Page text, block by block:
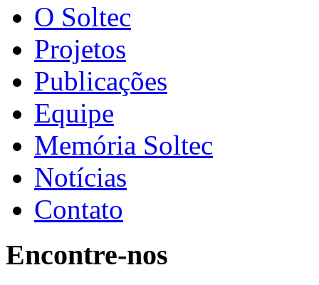
O Soltec
Projetos
Publicações
Equipe
Memória Soltec
Notícias
Contato
Encontre-nos